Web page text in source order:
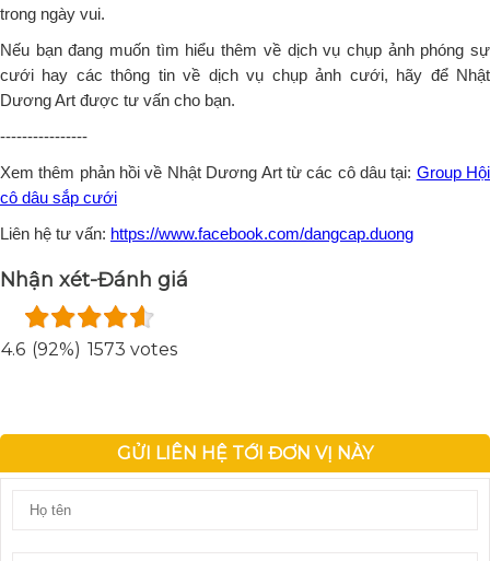
trong ngày vui.
Nếu bạn đang muốn tìm hiểu thêm về dịch vụ chụp ảnh phóng sự
cưới hay các thông tin về dịch vụ chụp ảnh cưới, hãy để Nhật
Dương Art được tư vấn cho bạn.
----------------
Xem thêm phản hồi về Nhật Dương Art từ các cô dâu tại: Group Hội
cô dâu sắp cưới
Liên hệ tư vấn: https://www.facebook.com/dangcap.duong
Nhận xét-Đánh giá
4.6 (92%) 1573 votes
GỬI LIÊN HỆ TỚI ĐƠN VỊ NÀY